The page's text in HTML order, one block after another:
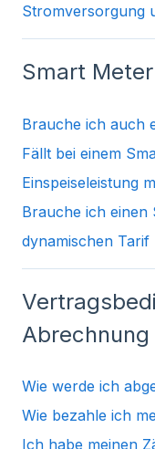
Stromversorgung
Smart Meter
Brauche ich auch
Fällt bei einem
Einspeiseleistung
Brauche ich einen
dynamischen
Abrechnung
Wie werde ich
Wie bezahle ich
Ich habe meinen